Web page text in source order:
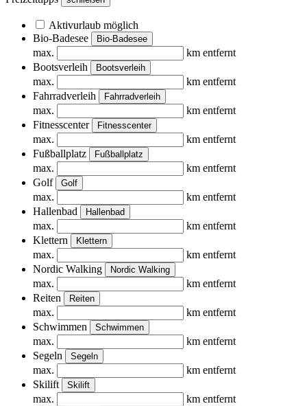
Aktivurlaub möglich
Bio-Badesee
Bio-Badesee
max.
km entfernt
Bootsverleih
Bootsverleih
max.
km entfernt
Fahrradverleih
Fahrradverleih
max.
km entfernt
Fitnesscenter
Fitnesscenter
max.
km entfernt
Fußballplatz
Fußballplatz
max.
km entfernt
Golf
Golf
max.
km entfernt
Hallenbad
Hallenbad
max.
km entfernt
Klettern
Klettern
max.
km entfernt
Nordic Walking
Nordic Walking
max.
km entfernt
Reiten
Reiten
max.
km entfernt
Schwimmen
Schwimmen
max.
km entfernt
Segeln
Segeln
max.
km entfernt
Skilift
Skilift
max.
km entfernt